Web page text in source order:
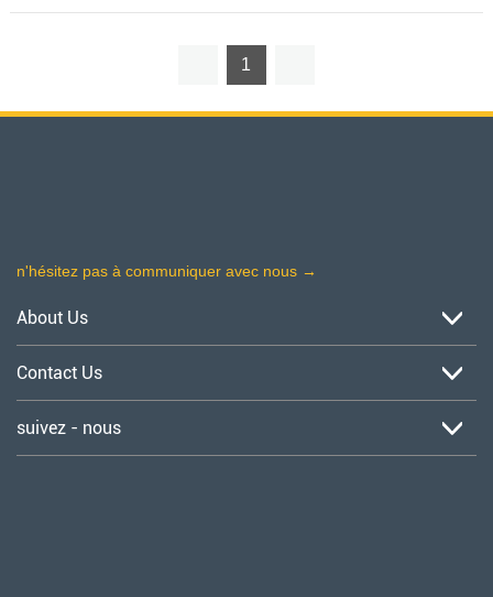
1
n'hésitez pas à communiquer avec nous →
About Us
À propos de nous
Contact Us
Contactez-nous
suivez - nous